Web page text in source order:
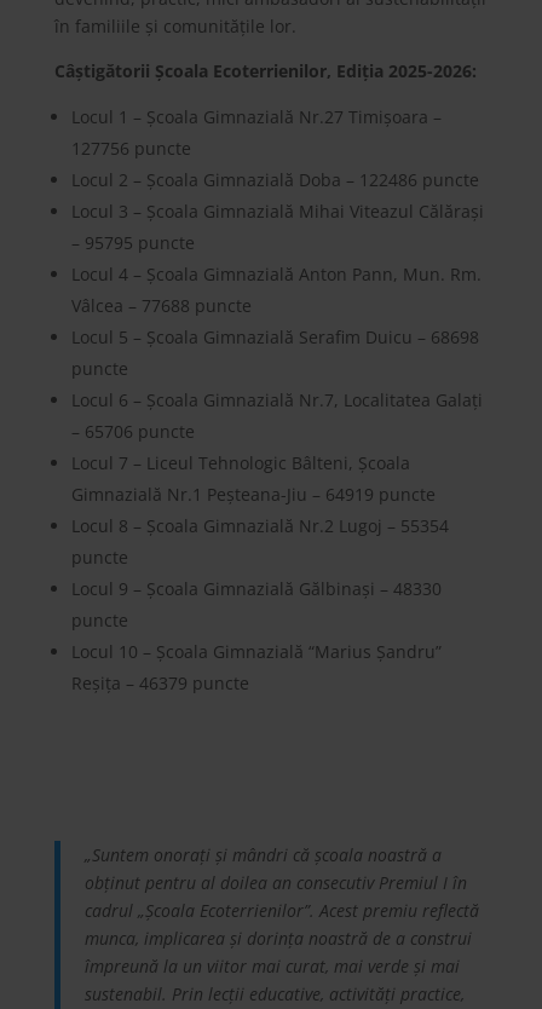
în familiile și comunitățile lor.
Câștigătorii Școala Ecoterrienilor, Ediția 2025-2026:
Locul 1 – Școala Gimnazială Nr.27 Timișoara –
127756 puncte
Locul 2 – Școala Gimnazială Doba – 122486 puncte
Locul 3 – Școala Gimnazială Mihai Viteazul Călărași
– 95795 puncte
Locul 4 – Școala Gimnazială Anton Pann, Mun. Rm.
Vâlcea – 77688 puncte
Locul 5 – Școala Gimnazială Serafim Duicu – 68698
puncte
Locul 6 – Școala Gimnazială Nr.7, Localitatea Galați
– 65706 puncte
Locul 7 – Liceul Tehnologic Bâlteni, Școala
Gimnazială Nr.1 Peșteana-Jiu – 64919 puncte
Locul 8 – Școala Gimnazială Nr.2 Lugoj – 55354
puncte
Locul 9 – Școala Gimnazială Gălbinași – 48330
puncte
Locul 10 – Școala Gimnazială “Marius Șandru”
Reșița – 46379 puncte
„Suntem onorați și mândri că școala noastră a
obținut pentru al doilea an consecutiv Premiul I în
cadrul „Școala Ecoterrienilor”. Acest premiu reflectă
munca, implicarea și dorința noastră de a construi
împreună la un viitor mai curat, mai verde și mai
sustenabil. Prin lecții educative, activități practice,